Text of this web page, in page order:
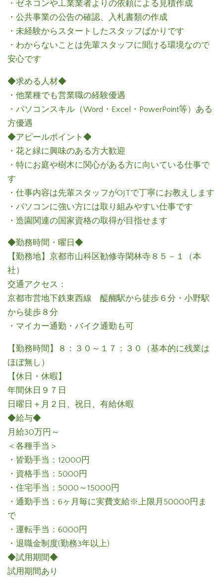
・ゼネコンや工業業者よりの依頼による見積作成
・公共事業の公告の確認、入札書類の作成
・未経験からスタートしたスタッフばかりです
・わからないことは先輩スタッフに聞ける環境なので
安心です
◆求める人材◆
・他業種でも営業職の経験優遇
・パソコンスキル（Word・Excel・PowerPoint等）ある
方優遇
◆アピールポイント◆
・花と緑に興味のある方大歓迎
・特にお庭や樹木に関心がある方に向いている仕事で
す
・仕事内容は先輩スタッフがOJTで丁寧にお教えします
・パソコンに強い方には取り組みやすい仕事です
・造園関連の国家資格の取得が目指せます
◆勤務時間・曜日◆
【勤務地】京都市山科区勧修寺閑林寺８５－１（本
社）
交通アクセス：
京都市営地下鉄東西線 醍醐駅から徒歩６分・小野駅
から徒歩８分
・マイカー通勤・バイク通勤も可
【勤務時間】８：３０～１７：３０（基本的に残業は
ほぼ無し）
【休日・休暇】
年間休日９７日
日曜日＋月２日、祝日、有給休暇
◆給与◆
月給30万円～
＜各種手当＞
・皆勤手当：12000円
・資格手当：5000円
・住宅手当：5000～15000円
・通勤手当：6ヶ月毎に実費支給※上限月50000円ま
で
・運転手当：6000円
・退職金制度(勤務3年以上)
◆試用期間◆
試用期間あり